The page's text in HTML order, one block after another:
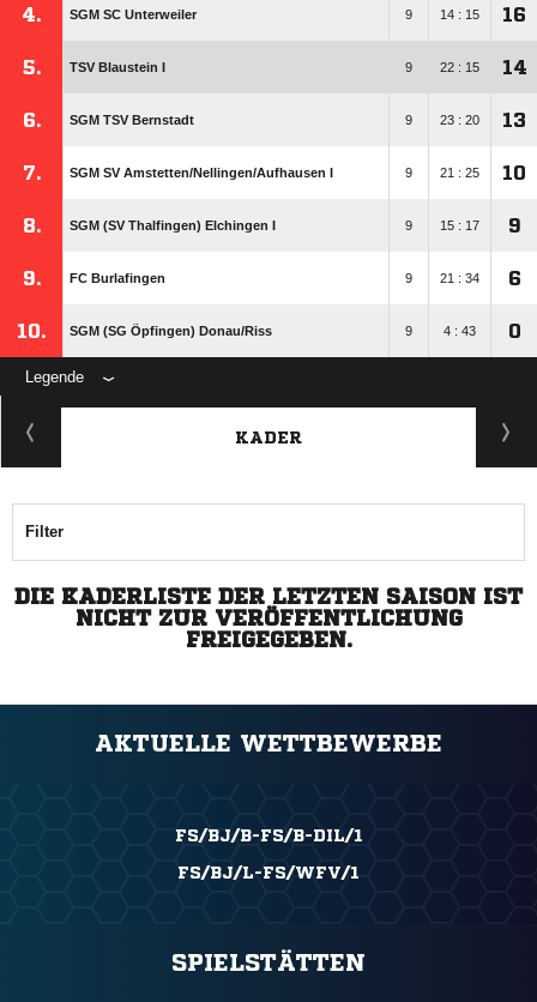
4. SGM SC Unterweiler 9 14 : 15 16
5. TSV Blaustein I 9 22 : 15 14
6. SGM TSV Bernstadt 9 23 : 20 13
7. SGM SV Amstetten/​Nellingen/​Aufhausen I 9 21 : 25 10
8. SGM (SV Thalfingen) Elchingen I 9 15 : 17 9
9. FC Burlafingen 9 21 : 34 6
10. SGM (SG Öpfingen) Donau/​Riss 9 4 : 43 0
Legende
KADER
Filter
DIE KADERLISTE DER LETZTEN SAISON IST
NICHT ZUR VERÖFFENTLICHUNG
FREIGEGEBEN.
AKTUELLE WETTBEWERBE
FS/BJ/B-FS/B-DIL/1
FS/BJ/L-FS/WFV/1
SPIELSTÄTTEN